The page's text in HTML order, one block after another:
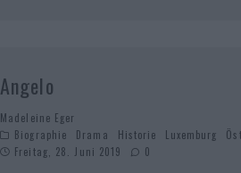
Angelo
Madeleine Eger
Biographie
Drama Historie Luxemburg
Freitag, 28. Juni 2019
0